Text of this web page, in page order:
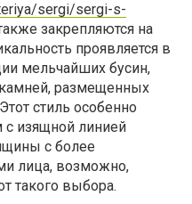
sergi/sergi-s-
закрепляются на
проявляется в
мельчайших бусин,
размещенных
стиль особенно
изящной линией
с более
лица, возможно,
такого выбора.